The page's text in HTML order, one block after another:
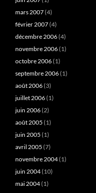
mars 2007(4)
février 2007(4)
décembre 2006(4)
novembre 2006(1)
octobre 2006(1)
septembre 2006(1)
août 2006(3)
juillet 2006(1)
juin 2006(2)
août 2005 (1)
juin 2005 (1)
avril 2005 (7)
novembre 2004(1)
juin 2004(10)
mai 2004(1)